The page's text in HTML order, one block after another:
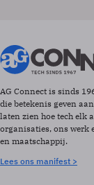
AG Connect is sinds
die betekenis geven
laten zien hoe tech elk
organisaties, ons werk
en maatschappij.
Lees ons manifest >